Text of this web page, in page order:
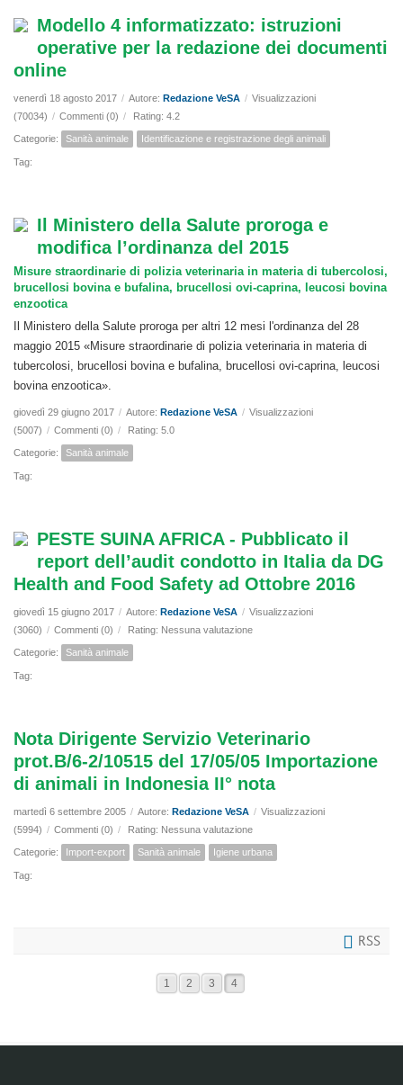
Modello 4 informatizzato: istruzioni
operative per la redazione dei documenti
online
venerdì 18 agosto 2017 / Autore: Redazione VeSA / Visualizzazioni
(70034) / Commenti (0) / Rating: 4.2
Categorie: Sanità animale Identificazione e registrazione degli animali
Tag:
Il Ministero della Salute proroga e
modifica l’ordinanza del 2015
Misure straordinarie di polizia veterinaria in materia di tubercolosi,
brucellosi bovina e bufalina, brucellosi ovi-caprina, leucosi bovina
enzootica
Il Ministero della Salute proroga per altri 12 mesi l'ordinanza del 28
maggio 2015 «Misure straordinarie di polizia veterinaria in materia di
tubercolosi, brucellosi bovina e bufalina, brucellosi ovi-caprina, leucosi
bovina enzootica».
giovedì 29 giugno 2017 / Autore: Redazione VeSA / Visualizzazioni
(5007) / Commenti (0) / Rating: 5.0
Categorie: Sanità animale
Tag:
PESTE SUINA AFRICA - Pubblicato il
report dell’audit condotto in Italia da DG
Health and Food Safety ad Ottobre 2016
giovedì 15 giugno 2017 / Autore: Redazione VeSA / Visualizzazioni
(3060) / Commenti (0) / Rating: Nessuna valutazione
Categorie: Sanità animale
Tag:
Nota Dirigente Servizio Veterinario
prot.B/6-2/10515 del 17/05/05 Importazione
di animali in Indonesia II° nota
martedì 6 settembre 2005 / Autore: Redazione VeSA / Visualizzazioni
(5994) / Commenti (0) / Rating: Nessuna valutazione
Categorie: Import-export Sanità animale Igiene urbana
Tag:
RSS
1 2 3 4